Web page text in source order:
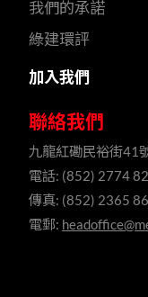
我們的承諾
綠建環評
加入我們
聯絡我們
九龍紅磡民裕街41
電話: (852) 2774
傳真: (852) 2365
電郵: